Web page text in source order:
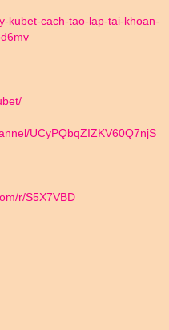
kubet-cach-tao-lap-tai-khoan-
UCyPQbqZIZKV60Q7njS
r/S5X7VBD